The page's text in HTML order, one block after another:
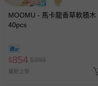
MOOMU - 馬卡龍香草軟積木
40pcs
$854 $899
最新上架